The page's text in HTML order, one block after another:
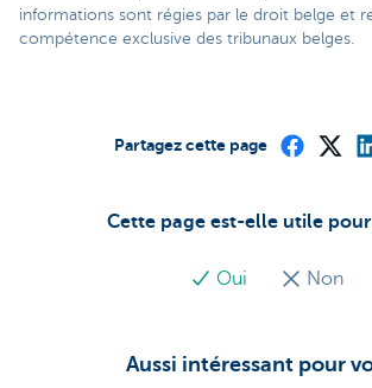
informations sont régies par le droit belge et
compétence exclusive des tribunaux belges.
Cette page est-elle utile pour
Oui Non
Partagez cette page
Aussi intéressant pour